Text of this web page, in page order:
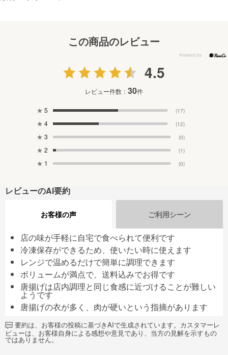
この商品のレビュー
4.5
レビュー件数： 30件
★ 5 (17)
★ 4 (12)
★ 3 (0)
★ 2 (1)
★ 1 (0)
レビューのAI要約
お客様の声 ご利用シーン
店の味が手軽に自宅で食べられて便利です
冷凍保存ができるため、使いたい時に使えます
レンジで温めるだけで簡単に調理できます
ボリュームが満点で、送料込みでお得です
唐揚げは店内調理と同じ食感に近づけることが難しい
ようです
唐揚げの衣が多く、肉が硬いという指摘があります
要約は、お客様の投稿に基づきAIで生成されています。カスタマーレ
ビューは、お客様自身による感想や意見であり、当方の見解を示すもの
ではありません。